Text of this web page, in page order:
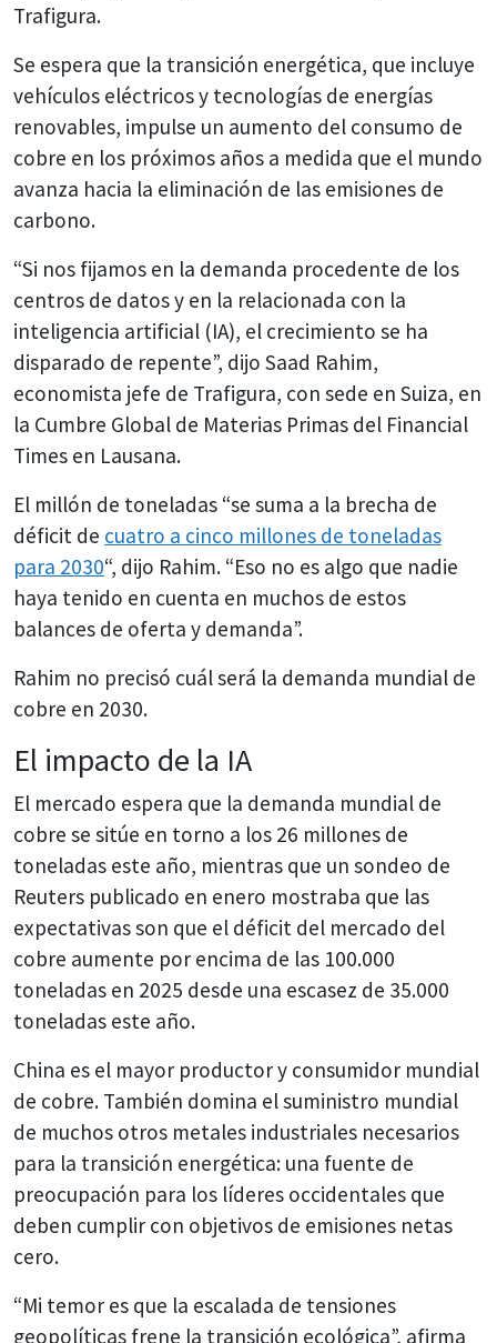
Trafigura.
Se espera que la transición energética, que incluye
vehículos eléctricos y tecnologías de energías
renovables, impulse un aumento del consumo de
cobre en los próximos años a medida que el mundo
avanza hacia la eliminación de las emisiones de
carbono.
“Si nos fijamos en la demanda procedente de los
centros de datos y en la relacionada con la
inteligencia artificial (IA), el crecimiento se ha
disparado de repente”, dijo Saad Rahim,
economista jefe de Trafigura, con sede en Suiza, en
la Cumbre Global de Materias Primas del Financial
Times en Lausana.
El millón de toneladas “se suma a la brecha de
déficit de cuatro a cinco millones de toneladas
para 2030“, dijo Rahim. “Eso no es algo que nadie
haya tenido en cuenta en muchos de estos
balances de oferta y demanda”.
Rahim no precisó cuál será la demanda mundial de
cobre en 2030.
El impacto de la IA
El mercado espera que la demanda mundial de
cobre se sitúe en torno a los 26 millones de
toneladas este año, mientras que un sondeo de
Reuters publicado en enero mostraba que las
expectativas son que el déficit del mercado del
cobre aumente por encima de las 100.000
toneladas en 2025 desde una escasez de 35.000
toneladas este año.
China es el mayor productor y consumidor mundial
de cobre. También domina el suministro mundial
de muchos otros metales industriales necesarios
para la transición energética: una fuente de
preocupación para los líderes occidentales que
deben cumplir con objetivos de emisiones netas
cero.
“Mi temor es que la escalada de tensiones
geopolíticas frene la transición ecológica”, afirma